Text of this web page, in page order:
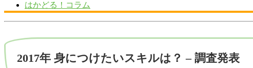
はかどる！コラム
2017年 身につけたいスキルは？ – 調査発表